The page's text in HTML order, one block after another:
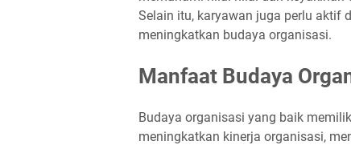
Selain itu, karyawan juga perlu aktif
meningkatkan budaya organisasi.
Manfaat Budaya
Budaya organisasi yang baik
meningkatkan kinerja organisasi,